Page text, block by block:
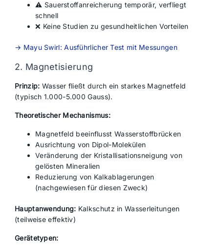
⚠️ Sauerstoffanreicherung temporär, verfliegt
schnell
❌ Keine Studien zu gesundheitlichen Vorteilen
→ Mayu Swirl: Ausführlicher Test mit Messungen
2. Magnetisierung
Prinzip: Wasser fließt durch ein starkes Magnetfeld
(typisch 1.000-5.000 Gauss).
Theoretischer Mechanismus:
Magnetfeld beeinflusst Wasserstoffbrücken
Ausrichtung von Dipol-Molekülen
Veränderung der Kristallisationsneigung von
gelösten Mineralien
Reduzierung von Kalkablagerungen
(nachgewiesen für diesen Zweck)
Hauptanwendung: Kalkschutz in Wasserleitungen
(teilweise effektiv)
Gerätetypen: